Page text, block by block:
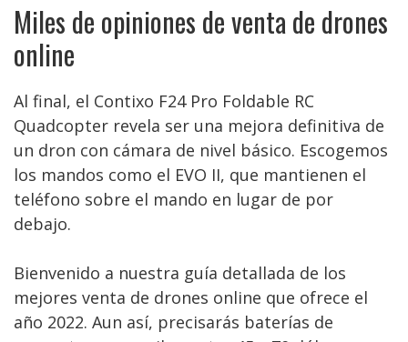
Miles de opiniones de venta de drones
online
Al final, el Contixo F24 Pro Foldable RC
Quadcopter revela ser una mejora definitiva de
un dron con cámara de nivel básico. Escogemos
los mandos como el EVO II, que mantienen el
teléfono sobre el mando en lugar de por
debajo.
Bienvenido a nuestra guía detallada de los
mejores venta de drones online que ofrece el
año 2022. Aun así, precisarás baterías de